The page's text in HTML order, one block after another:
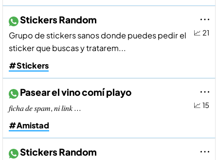
📈 21
Stickers Random
Grupo de stickers sanos donde puedes pedir el
sticker que buscas y tratarem...
#Stickers
📈 15
Pasear el vino comí playo
𝑓𝑖𝑐ℎ𝑎 𝑑𝑒 𝑠𝑝𝑎𝑚, 𝑛𝑖 𝑙𝑖𝑛𝑘 ...
#Amistad
Stickers Random